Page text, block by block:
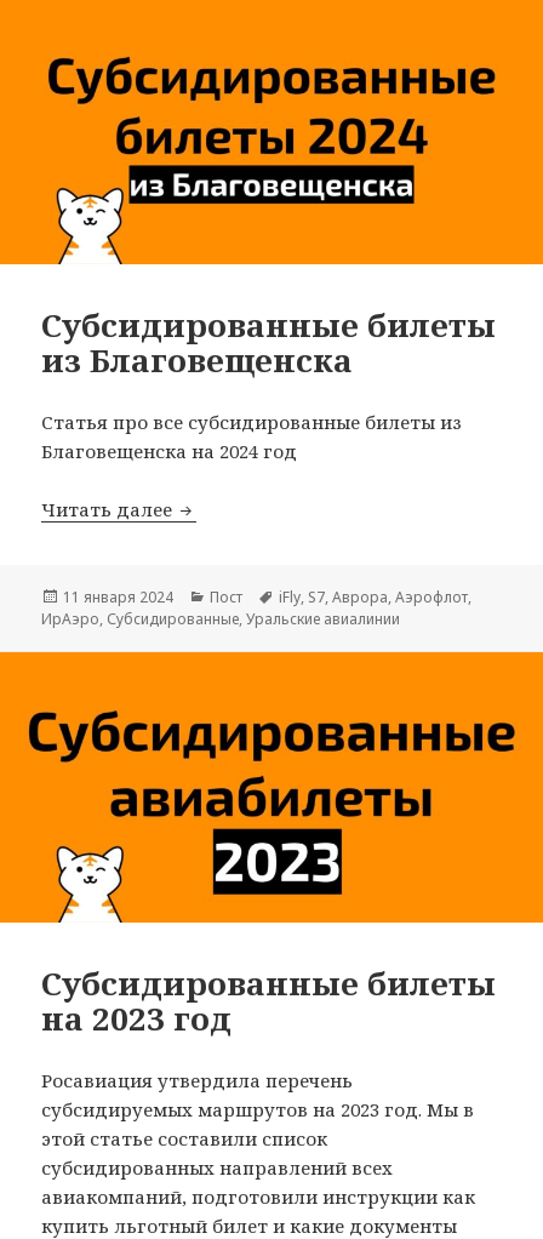
Субсидированные билеты
из Благовещенска
Статья про все субсидированные билеты из
Благовещенска на 2024 год
Читать далее Субсидированные билеты из
Опубликовано
11 января 2024 Рубрики
Пост Метки
iFly, S7,Аврора,Аэрофлот,
ИрАэро, Субсидированные,Уральские авиалинии
Субсидированные билеты
на 2023 год
Росавиация утвердила перечень
субсидируемых маршрутов на 2023 год. Мы в
этой статье составили список
субсидированных направлений всех
авиакомпаний, подготовили инструкции как
купить льготный билет и какие документы